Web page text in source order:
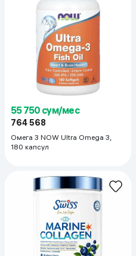
55 750 сум/мес
764 568
Омега 3 NOW Ultra Omega 3,
180 капсул